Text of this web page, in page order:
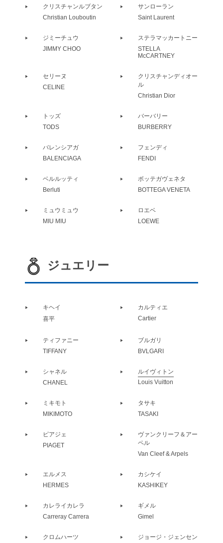
クリスチャンルブタン
Christian Louboutin
サンローラン
Saint Laurent
ジミーチュウ
JIMMY CHOO
ステラマッカートニー
STELLA
McCARTNEY
セリーヌ
CELINE
クリスチャンディオー
ル
Christian Dior
トッズ
TODS
バーバリー
BURBERRY
バレンシアガ
BALENCIAGA
フェンディ
FENDI
ベルルッティ
Berluti
ボッテガヴェネタ
BOTTEGA VENETA
ミュウミュウ
MIU MIU
ロエベ
LOEWE
ジュエリー
キヘイ
喜平
カルティエ
Cartier
ティファニー
TIFFANY
ブルガリ
BVLGARI
シャネル
CHANEL
ルイヴィトン
Louis Vuitton
ミキモト
MIKIMOTO
タサキ
TASAKI
ピアジェ
PIAGET
ヴァンクリーフ＆アー
ペル
Van Cleef & Arpels
エルメス
HERMES
カシケイ
KASHIKEY
カレライカレラ
Carreray Carrera
ギメル
Gimel
クロムハーツ
ジョージ・ジェンセン